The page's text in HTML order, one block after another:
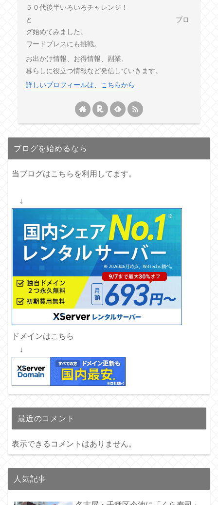
５０代後半いろいろチャレンジ！
と ブロ
グ始めてみました。
ワードプレスにも挑戦。
お出かけ情報、お得情報、副業、
暮らしに役立つ情報など発信していきます。
詳しいプロフィールは、こちらから
ブログを始めるなら
当ブログはこちらを利用してます。
↓
ドメインはこちら
↓
最近のコメント
表示できるコメントはありません。
人気記事